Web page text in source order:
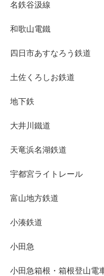
名鉄谷汲線
和歌山電鐵
四日市あすなろう鉄道
土佐くろしお鉄道
地下鉄
大井川鐵道
天竜浜名湖鉄道
宇都宮ライトレール
富山地方鉄道
小湊鉄道
小田急
小田急箱根・箱根登山電